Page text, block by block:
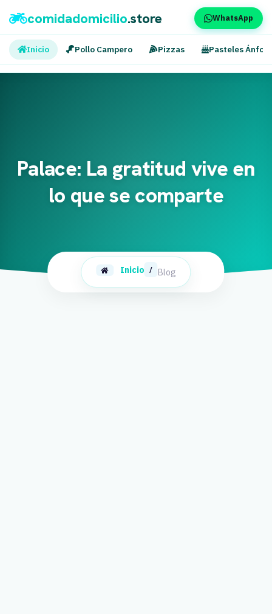
comidadomicilio.store WhatsApp
Inicio Pollo Campero Pizzas Pasteles Ánfora
Palace: La gratitud vive en
lo que se comparte
Inicio / Blog